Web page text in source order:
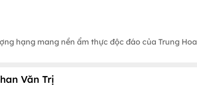
hạng mang nền ẩm thực độc đáo của Trung Hoa
Văn Trị